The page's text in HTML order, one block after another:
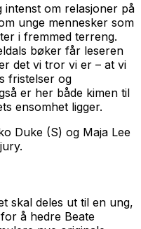
intenst om relasjoner på
unge mennesker som
i fremmed terreng.
bøker får leseren
det vi tror vi er – at vi
fristelser og
er her både kimen til
ensomhet ligger.
Duke (S) og Maja Lee
skal deles ut til en ung,
å hedre Beate